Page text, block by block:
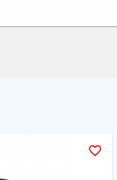
favorite_border